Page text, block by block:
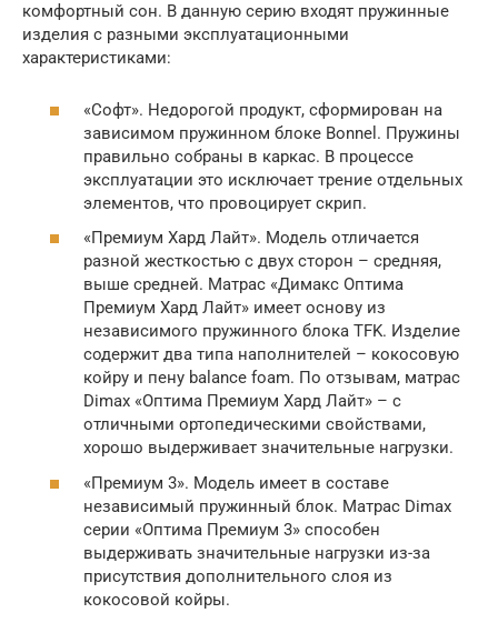
комфортный сон. В данную серию входят пружинные
изделия с разными эксплуатационными
характеристиками:
«Софт». Недорогой продукт, сформирован на
зависимом пружинном блоке Bonnel. Пружины
правильно собраны в каркас. В процессе
эксплуатации это исключает трение отдельных
элементов, что провоцирует скрип.
«Премиум Хард Лайт». Модель отличается
разной жесткостью с двух сторон – средняя,
выше средней. Матрас «Димакс Оптима
Премиум Хард Лайт» имеет основу из
независимого пружинного блока TFK. Изделие
содержит два типа наполнителей – кокосовую
койру и пену balance foam. По отзывам, матрас
Dimax «Оптима Премиум Хард Лайт» – с
отличными ортопедическими свойствами,
хорошо выдерживает значительные нагрузки.
«Премиум 3». Модель имеет в составе
независимый пружинный блок. Матрас Dimax
серии «Оптима Премиум 3» способен
выдерживать значительные нагрузки из-за
присутствия дополнительного слоя из
кокосовой койры.